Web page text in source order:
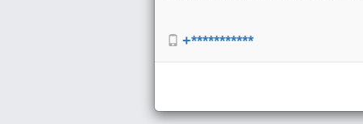
+***********